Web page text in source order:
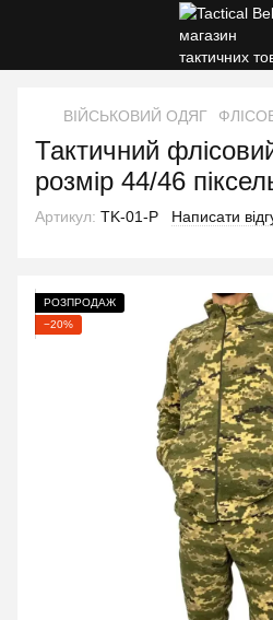
ВІЙСЬКОВИЙ ОДЯГ
Тактичний
розмір 44/46
Артикул: TK-01-P Написати
РОЗПРОДАЖ
−20%